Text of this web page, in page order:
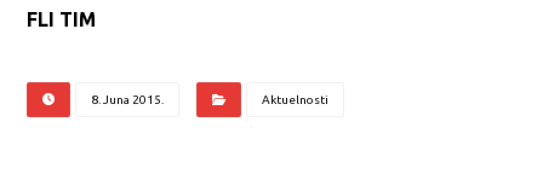
FLI TIM
8. Juna 2015. Aktuelnosti